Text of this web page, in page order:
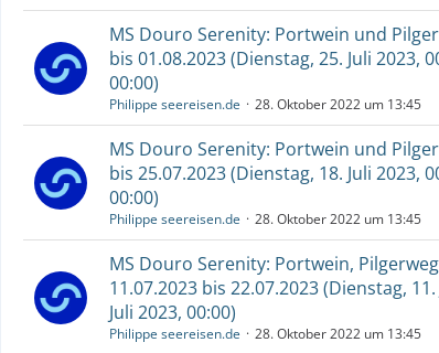
MS Douro Serenity: Portwein und
bis 01.08.2023 (Dienstag, 25. Juli 2023,
00:00)
Philippe seereisen.de 28. Oktober 2022 um 13:45
MS Douro Serenity: Portwein und
bis 25.07.2023 (Dienstag, 18. Juli 2023,
00:00)
Philippe seereisen.de 28. Oktober 2022 um 13:45
MS Douro Serenity: Portwein,
11.07.2023 bis 22.07.2023 (Dienstag,
Juli 2023, 00:00)
Philippe seereisen.de 28. Oktober 2022 um 13:45